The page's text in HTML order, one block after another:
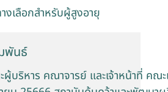
งเลือกสำหรับผู้สูงอายุ
พันธ์
บริหาร คณาจารย์ และเจ้าหน้าที่ คณ